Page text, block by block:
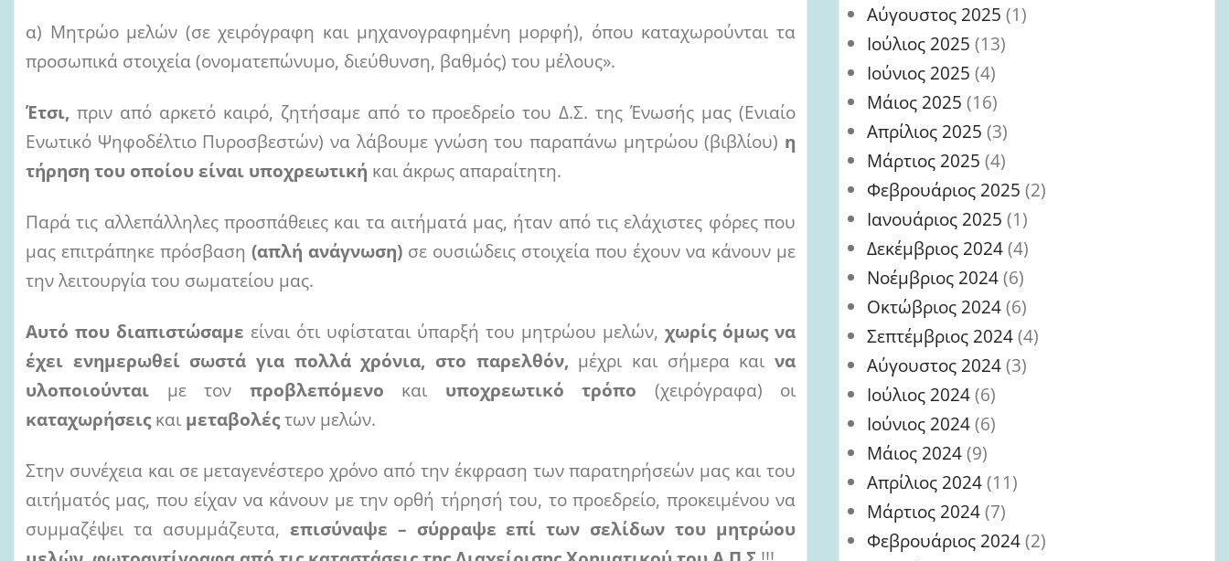
α) Μητρώο μελών (σε χειρόγραφη και μηχανογραφημένη μορφή), όπου καταχωρούνται τα
προσωπικά στοιχεία (ονοματεπώνυμο, διεύθυνση, βαθμός) του μέλους».
Έτσι, πριν από αρκετό καιρό, ζητήσαμε από το προεδρείο του Δ.Σ. της Ένωσής μας (Ενιαίο
Ενωτικό Ψηφοδέλτιο Πυροσβεστών) να λάβουμε γνώση του παραπάνω μητρώου (βιβλίου) η
τήρηση του οποίου είναι υποχρεωτική και άκρως απαραίτητη.
Παρά τις αλλεπάλληλες προσπάθειες και τα αιτήματά μας, ήταν από τις ελάχιστες φόρες που
μας επιτράπηκε πρόσβαση (απλή ανάγνωση) σε ουσιώδεις στοιχεία που έχουν να κάνουν με
την λειτουργία του σωματείου μας.
Αυτό που διαπιστώσαμε είναι ότι υφίσταται ύπαρξή του μητρώου μελών, χωρίς όμως να
έχει ενημερωθεί σωστά για πολλά χρόνια, στο παρελθόν, μέχρι και σήμερα καινα
υλοποιούνται με τον προβλεπόμενο και υποχρεωτικό τρόπο (χειρόγραφα) οι
καταχωρήσεις και μεταβολές των μελών.
Στην συνέχεια και σε μεταγενέστερο χρόνο από την έκφραση των παρατηρήσεών μας και του
αιτήματός μας, που είχαν να κάνουν με την ορθή τήρησή του, το προεδρείο, προκειμένου να
συμμαζέψει τα ασυμμάζευτα, επισύναψε – σύρραψε επί των σελίδων του μητρώου
Αύγουστος 2025 (1)
Ιούλιος 2025 (13)
Ιούνιος 2025 (4)
Μάιος 2025 (16)
Απρίλιος 2025 (3)
Μάρτιος 2025 (4)
Φεβρουάριος 2025 (2)
Ιανουάριος 2025 (1)
Δεκέμβριος 2024(4)
Νοέμβριος 2024(6)
Οκτώβριος 2024(6)
Σεπτέμβριος 2024(4)
Αύγουστος 2024(3)
Ιούλιος 2024(6)
Ιούνιος 2024(6)
Μάιος 2024(9)
Απρίλιος 2024(11)
Μάρτιος 2024(7)
Φεβρουάριος 2024(2)